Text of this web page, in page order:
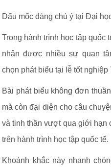
Dấu mốc đáng chú ý tại Đại
Trong hành trình học tập quốc
nhận được nhiều sự quan
chọn phát biểu tại lễ tốt
Bài phát biểu không đơn
mà còn đại diện cho câu
và tinh thần vượt qua giới hạn
trên hành trình học tập quốc tế.
Khoảnh khắc này nhanh